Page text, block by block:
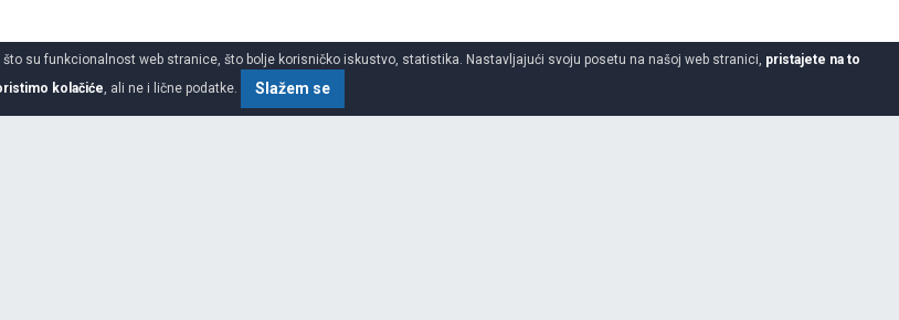
su funkcionalnost web stranice, što bolje korisničko iskustvo, statistika. Nastavljajući svoju posetu na našoj web stranici, pristajete na to
kolačiće , ali ne i lične podatke. Slažem se